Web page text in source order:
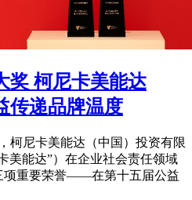
奖 柯尼卡美能达
传递品牌温度
柯尼卡美能达（中国）投资有限
美能达”）在企业社会责任领域
项重要荣誉——在第十五届公益